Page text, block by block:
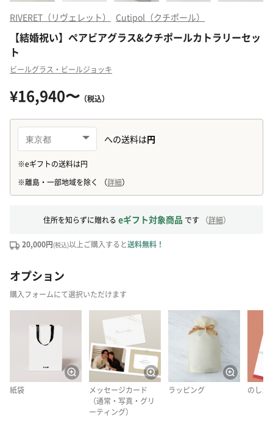
RIVERET（リヴェレット） Cutipol（クチポール）
【結婚祝い】ペアビアグラス&クチポールカトラリーセッ
ト
ビールグラス・ビールジョッキ
¥16,940〜 （税込）
住所を知らずに贈れる eギフト対象商品 です （詳細）
20,000円(税込)以上ご購入すると送料無料！
オプション
購入フォームにて選択いただけます
紙袋
メッセージカード
（通常・写真・グリ
ーティング）
ラッピング のしカ